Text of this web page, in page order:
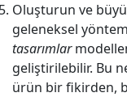
Oluşturun ve
geleneksel
tasarımlar
geliştirilebilir. Bu
ürün bir fikirden,